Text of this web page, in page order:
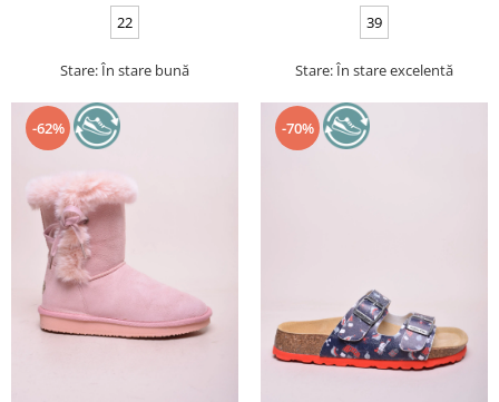
22
Stare: În stare bună
39
Stare: În stare excelentă
-62% -70%